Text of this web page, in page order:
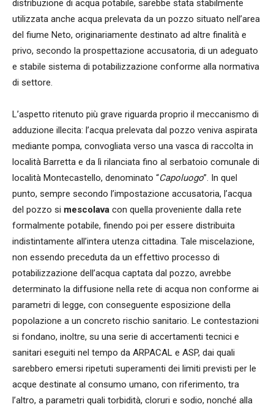
distribuzione di acqua potabile, sarebbe stata stabilmente
utilizzata anche acqua prelevata da un pozzo situato nell’area
del fiume Neto, originariamente destinato ad altre finalità e
privo, secondo la prospettazione accusatoria, di un adeguato
e stabile sistema di potabilizzazione conforme alla normativa
di settore.
L’aspetto ritenuto più grave riguarda proprio il meccanismo di
adduzione illecita: l’acqua prelevata dal pozzo veniva aspirata
mediante pompa, convogliata verso una vasca di raccolta in
località Barretta e da lì rilanciata fino al serbatoio comunale di
località Montecastello, denominato “Capoluogo”. In quel
punto, sempre secondo l’impostazione accusatoria, l’acqua
del pozzo si mescolava con quella proveniente dalla rete
formalmente potabile, finendo poi per essere distribuita
indistintamente all’intera utenza cittadina. Tale miscelazione,
non essendo preceduta da un effettivo processo di
potabilizzazione dell’acqua captata dal pozzo, avrebbe
determinato la diffusione nella rete di acqua non conforme ai
parametri di legge, con conseguente esposizione della
popolazione a un concreto rischio sanitario. Le contestazioni
si fondano, inoltre, su una serie di accertamenti tecnici e
sanitari eseguiti nel tempo da ARPACAL e ASP, dai quali
sarebbero emersi ripetuti superamenti dei limiti previsti per le
acque destinate al consumo umano, con riferimento, tra
l’altro, a parametri quali torbidità, cloruri e sodio, nonché alla